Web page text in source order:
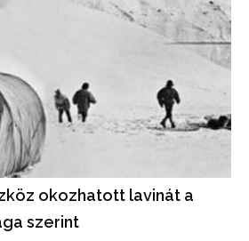
okozhatott lavinát a
szerint